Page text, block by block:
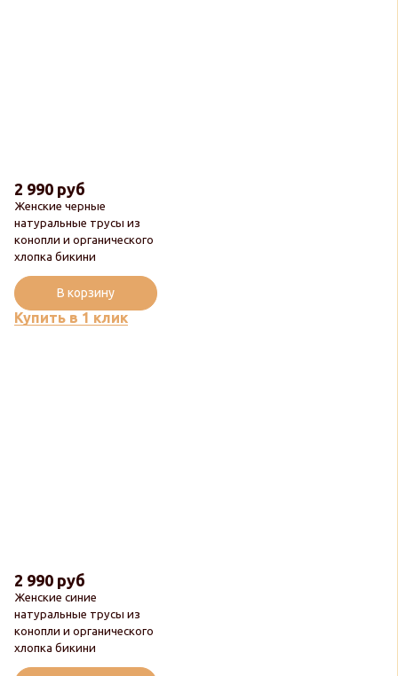
Женские черные
натуральные трусы из
конопли и органического
хлопка бикини
2 990 руб
Купить в 1 клик
В корзину
Женские синие
натуральные трусы из
конопли и органического
хлопка бикини
2 990 руб